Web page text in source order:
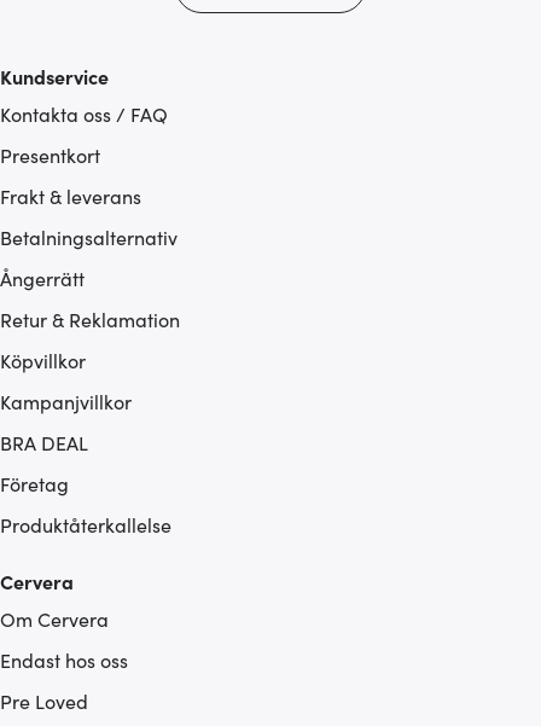
Kundservice
Kontakta oss / FAQ
Presentkort
Frakt & leverans
Betalningsalternativ
Ångerrätt
Retur & Reklamation
Köpvillkor
Kampanjvillkor
BRA DEAL
Företag
Produktåterkallelse
Cervera
Om Cervera
Endast hos oss
Pre Loved